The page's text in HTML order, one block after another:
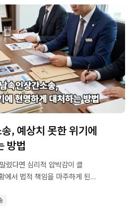
, 예상치 못한 위기에
방법
렸다면 심리적 압박감이 클
에서 법적 책임을 마주하게 된
다.